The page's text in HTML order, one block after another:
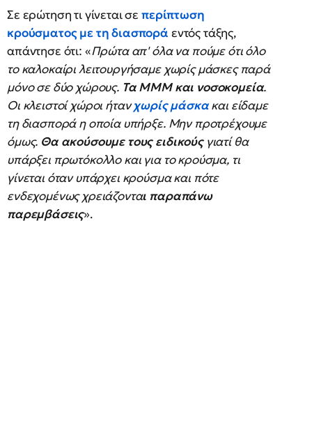
Σε ερώτηση τι γίνεται σε περίπτωση
κρούσματος με τη διασπορά εντός τάξης,
απάντησε ότι: «Πρώτα απ' όλα να πούμε ότι όλο
το καλοκαίρι λειτουργήσαμε χωρίς μάσκες παρά
μόνο σε δύο χώρους. Τα ΜΜΜ και νοσοκομεία.
Οι κλειστοί χώροι ήτανχωρίς μάσκακαι είδαμε
τη διασπορά η οποία υπήρξε. Μην προτρέχουμε
όμως. Θα ακούσουμε τους ειδικούςγιατί θα
υπάρξει πρωτόκολλο και για το κρούσμα, τι
γίνεται όταν υπάρχει κρούσμα και πότε
ενδεχομένως χρειάζονται παραπάνω
παρεμβάσεις».